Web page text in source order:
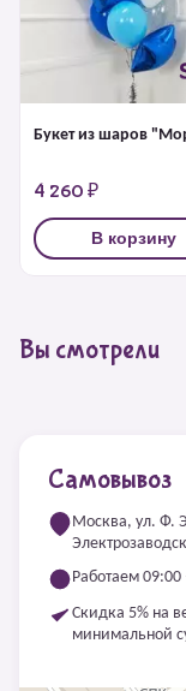
Букет из шаров
4 260 ₽
В корзину
Вы смотрели
Самовывоз
Москва, ул. Ф.
Работаем 09:00
Скидка 5% на
минимальной